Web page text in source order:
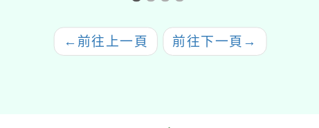
← 前往上一頁 前往下一頁 →